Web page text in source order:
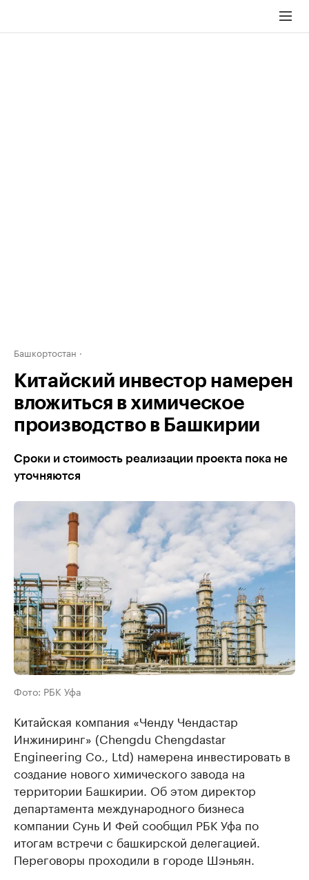
Башкортостан
Китайский инвестор намерен
вложиться в химическое
производство в Башкирии
Сроки и стоимость реализации проекта пока не
уточняются
Фото: РБК Уфа
Китайская компания «Ченду Чендастар
Инжиниринг» (Chengdu Chengdastar
Engineering Co., Ltd) намерена инвестировать в
создание нового химического завода на
территории Башкирии. Об этом директор
департамента международного бизнеса
компании Сунь И Фей сообщил РБК Уфа по
итогам встречи с башкирской делегацией.
Переговоры проходили в городе Шэньян.